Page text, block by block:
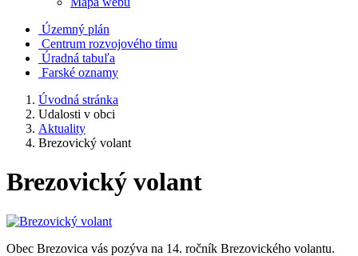
Územný plán
Centrum rozvojového tímu
Úradná tabuľa
Farské oznamy
Úvodná stránka
Udalosti v obci
Aktuality
Brezovický volant
Brezovický volant
Obec Brezovica vás pozýva na 14. ročník Brezovického volantu.